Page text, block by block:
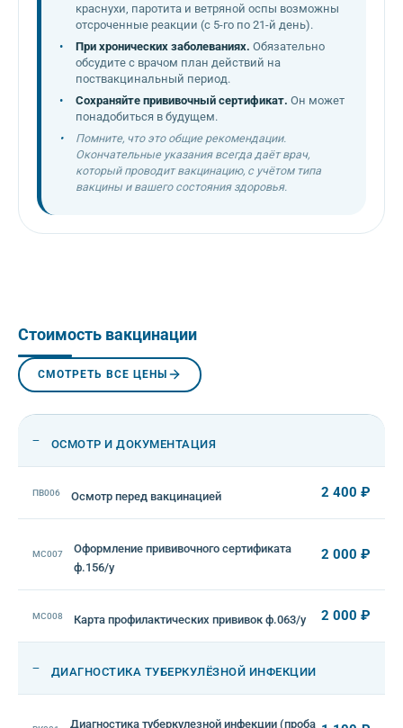
краснухи, паротита и ветряной оспы возможны
отсроченные реакции (с 5-го по 21-й день).
При хронических заболеваниях. Обязательно
обсудите с врачом план действий на
поствакцинальный период.
Сохраняйте прививочный сертификат. Он может
понадобиться в будущем.
Помните, что это общие рекомендации.
Окончательные указания всегда даёт врач,
который проводит вакцинацию, с учётом типа
вакцины и вашего состояния здоровья.
Стоимость вакцинации
СМОТРЕТЬ ВСЕ ЦЕНЫ
— ОСМОТР И ДОКУМЕНТАЦИЯ
ПВ006 Осмотр перед вакцинацией 2 400 ₽
МС007
Оформление прививочного сертификата
ф.156/у
2 000 ₽
МС008 Карта профилактических прививок ф.063/у 2 000 ₽
— ДИАГНОСТИКА ТУБЕРКУЛЁЗНОЙ ИНФЕКЦИИ
Диагностика туберкулезной инфекции (проба